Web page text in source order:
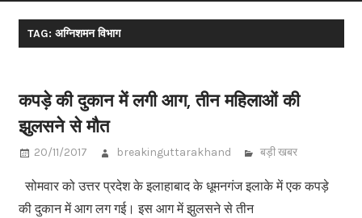
TAG: अग्निशमन विभाग
कपड़े की दुकान में लगी आग, तीन महिलाओं की
झुलसने से मौत
20/11/2017 breakinguttarakhand बड़ी खबर
सोमवार को उत्तर प्रदेश के इलाहाबाद के धूमनगंज इलाके में एक कपड़े
की दुकान में आग लग गई। इस आग में झुलसने से तीन